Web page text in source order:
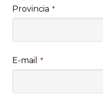
Provincia *
E-mail *